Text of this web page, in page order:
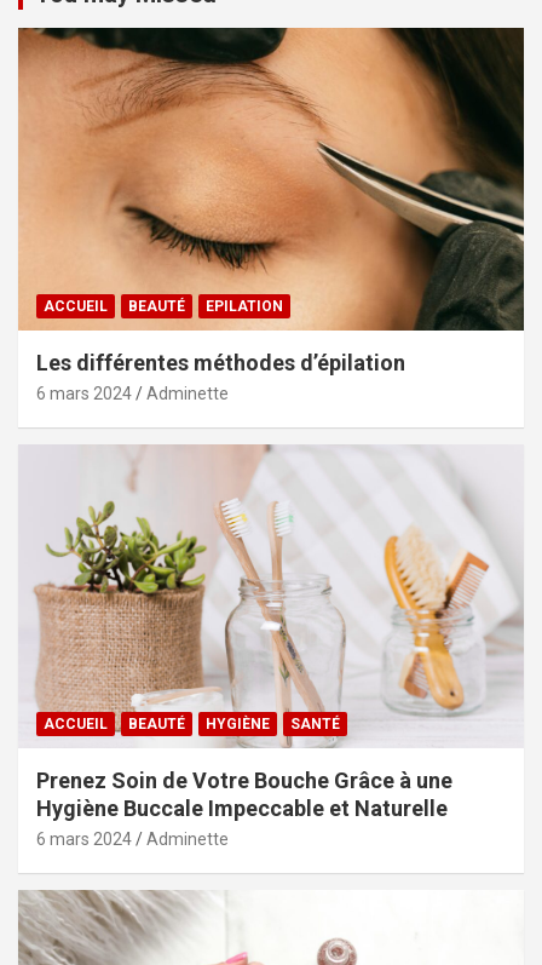
ACCUEIL BEAUTÉ EPILATION
Les différentes méthodes d’épilation
6 mars 2024 Adminette
ACCUEIL BEAUTÉ HYGIÈNE SANTÉ
Prenez Soin de Votre Bouche Grâce à une
Hygiène Buccale Impeccable et Naturelle
6 mars 2024 Adminette